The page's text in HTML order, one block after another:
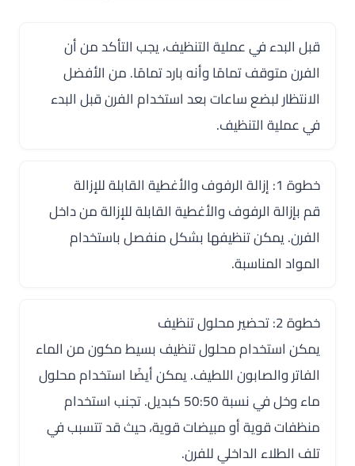
قبل البدء في عملية التنظيف، يجب التأكد من أن
الفرن متوقف تمامًا وأنه بارد تمامًا. من الأفضل
الانتظار لبضع ساعات بعد استخدام الفرن قبل البدء
في عملية التنظيف.
خطوة 1: إزالة الرفوف والأغطية القابلة للإزالة
قم بإزالة الرفوف والأغطية القابلة للإزالة من داخل
الفرن. يمكن تنظيفها بشكل منفصل باستخدام
المواد المناسبة.
خطوة 2: تحضير محلول تنظيف
يمكن استخدام محلول تنظيف بسيط مكون من الماء
الفاتر والصابون اللطيف. يمكن أيضًا استخدام محلول
ماء وخل في نسبة 50:50 كبديل. تجنب استخدام
منظفات قوية أو مبيضات قوية، حيث قد تتسبب في
تلف الطلاء الداخلي للفرن.